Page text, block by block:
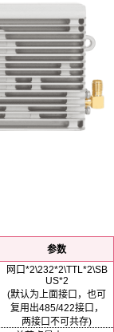
参数
网口*2\232*2\TTL*2\SB
US*2
(默认为上面接口，也可
复用出485/422接口，
两接口不可共存)